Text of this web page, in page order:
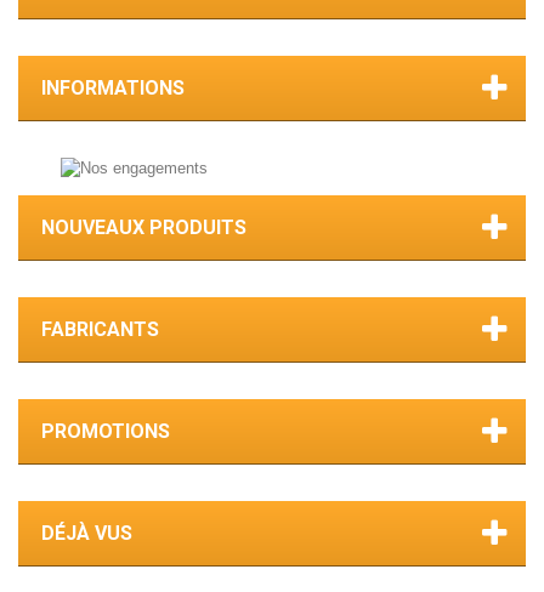
INFORMATIONS
NOUVEAUX PRODUITS
FABRICANTS
PROMOTIONS
DÉJÀ VUS